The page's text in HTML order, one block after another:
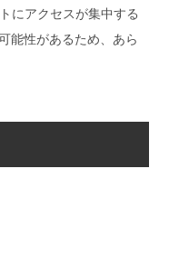
にアクセスが集中する
能性があるため、あら